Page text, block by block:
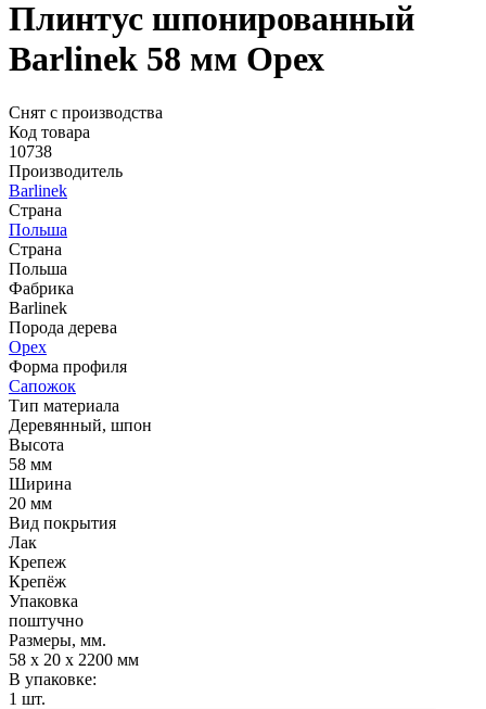
Плинтус шпонированный
Barlinek 58 мм Орех
Снят с производства
Код товара
10738
Производитель
Barlinek
Страна
Польша
Страна
Польша
Фабрика
Barlinek
Порода дерева
Орех
Форма профиля
Сапожок
Тип материала
Деревянный, шпон
Высота
58 мм
Ширина
20 мм
Вид покрытия
Лак
Крепеж
Крепёж
Упаковка
поштучно
Размеры, мм.
58 х 20 х 2200 мм
В упаковке:
1 шт.